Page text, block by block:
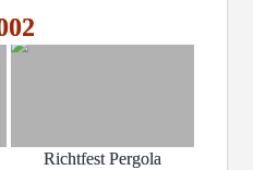
Richtfest Pergola